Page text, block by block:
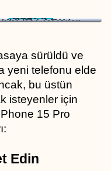
sürüldü ve
yeni telefonu elde
bu üstün
isteyenler için
15 Pro
Edin